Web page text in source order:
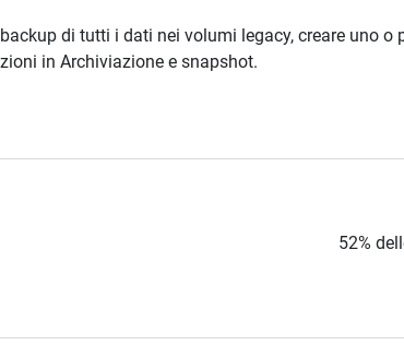
di tutti i dati nei volumi legacy, creare uno o
in Archiviazione e snapshot.
52%